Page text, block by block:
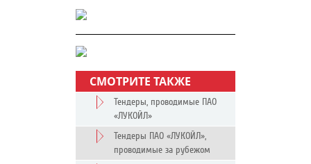
СМОТРИТЕ ТАКЖЕ
Тендеры, проводимые ПАО
«ЛУКОЙЛ»
Тендеры ПАО «ЛУКОЙЛ»,
проводимые за рубежом